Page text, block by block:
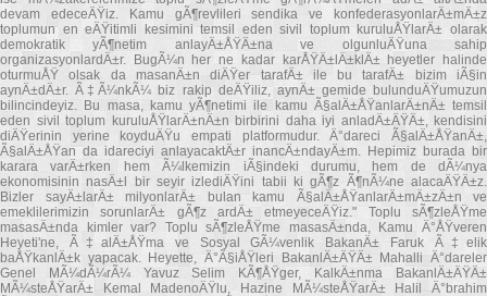
devam edeceÄŸiz. Kamu gÃ¶revlileri sendika ve konfederasyonlarÄ±mÄ±z
toplumun en eÄŸitimli kesimini temsil eden sivil toplum kuruluÅŸlarÄ± olarak
demokratik yÃ¶netim anlayÄ±ÅŸÄ±na ve olgunluÄŸuna sahip
organizasyonlardÄ±r. BugÃ¼n her ne kadar karÅŸÄ±lÄ±klÄ± heyetler halinde
oturmuÅŸ olsak da masanÄ±n diÄŸer tarafÄ± ile bu tarafÄ± bizim iÃ§in
aynÄ±dÄ±r. Ã‡Ã¼nkÃ¼ biz rakip deÄŸiliz, aynÄ± gemide bulunduÄŸumuzun
bilincindeyiz. Bu masa, kamu yÃ¶netimi ile kamu Ã§alÄ±ÅŸanlarÄ±nÄ± temsil
eden sivil toplum kuruluÅŸlarÄ±nÄ±n birbirini daha iyi anladÄ±ÄŸÄ±, kendisini
diÄŸerinin yerine koyduÄŸu empati platformudur. Ä°dareci Ã§alÄ±ÅŸanÄ±,
Ã§alÄ±ÅŸan da idareciyi anlayacaktÄ±r inancÄ±ndayÄ±m. Hepimiz burada bir
karara varÄ±rken hem Ã¼lkemizin iÃ§indeki durumu, hem de dÃ¼nya
ekonomisinin nasÄ±l bir seyir izlediÄŸini tabii ki gÃ¶z Ã¶nÃ¼ne alacaÄŸÄ±z.
Bizler sayÄ±larÄ± milyonlarÄ± bulan kamu Ã§alÄ±ÅŸanlarÄ±mÄ±zÄ±n ve
emeklilerimizin sorunlarÄ± gÃ¶z ardÄ± etmeyeceÄŸiz." Toplu sÃ¶zleÅŸme
masasÄ±nda kimler var? Toplu sÃ¶zleÅŸme masasÄ±nda, Kamu Ä°ÅŸveren
Heyeti'ne, Ã‡alÄ±ÅŸma ve Sosyal GÃ¼venlik BakanÄ± Faruk Ã‡elik
baÅŸkanlÄ±k yapacak. Heyette, Ä°Ã§iÅŸleri BakanlÄ±ÄŸÄ± Mahalli Ä°dareler
Genel MÃ¼dÃ¼rÃ¼ Yavuz Selim KÃ¶ÅŸger, KalkÄ±nma BakanlÄ±ÄŸÄ±
MÃ¼steÅŸarÄ± Kemal MadenoÄŸlu, Hazine MÃ¼steÅŸarÄ± Halil Ä°brahim